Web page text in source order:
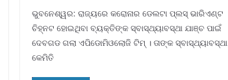
ଭୁବନେଶ୍ୱର: ରାଜ୍ୟରେ କରୋନାର ଡେଲଟା ପ୍ଲସ୍ ଭାରିଏଣ୍ଟ
ଚିହ୍ନଟ ହୋଇଥିବା ବ୍ୟକ୍ତିଙ୍କ ସ୍ବାସ୍ଥ୍ୟାବସ୍ଥା ଯାଞ୍ଚ ପାଇଁ
ଦେବଗଡ ଗଲା ଏପିଡୋମିଓଲୋଜି ଟିମ୍ । ତାଙ୍କ ସ୍ବାସ୍ଥ୍ୟାବସ୍ଥା
କେମିତି